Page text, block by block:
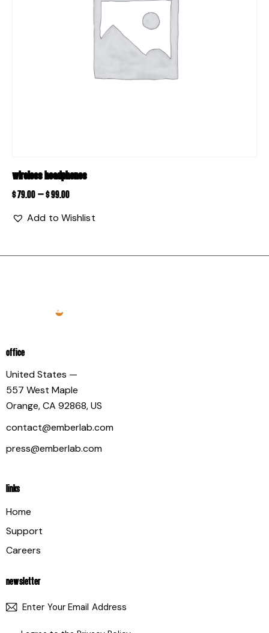
WIRELESS HEADPHONES
$79.00 –$99.00
Add to Wishlist
OFFICE
United States —
557 West Maple
Orange, CA 92868, US
contact@emberlab.com
press@emberlab.com
LINKS
Home
Support
Careers
NEWSLETTER